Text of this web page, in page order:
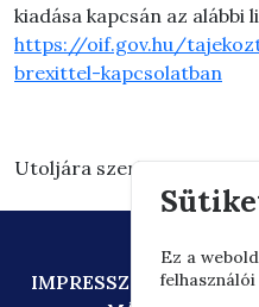
kiadása kapcsán az alábbi
https://oif.gov.hu/
brexittel-kapcsolatban
Utoljára szerkesztve:
IMPRESSZUM
Ez a